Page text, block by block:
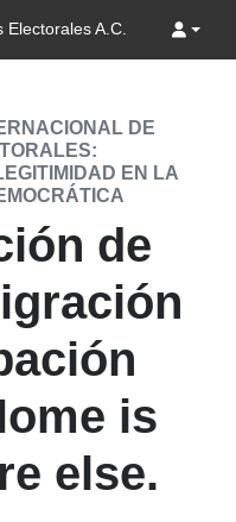
Electorales A.C.
DE
EN LA
de
is
else.